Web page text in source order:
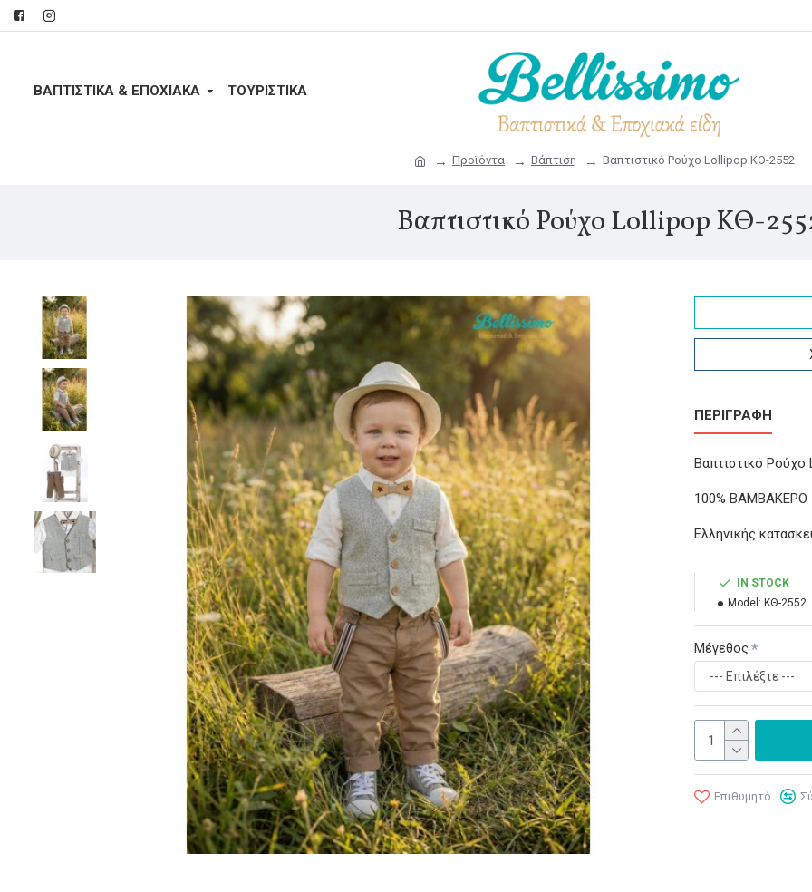
ΒΑΠΤΙΣΤΙΚΑ & ΕΠΟΧΙΑΚΑ ΤΟΥΡΙΣΤΙΚΆ
Προϊόντα Βάπτιση Βαπτιστικό Ρούχο Lollipop ΚΘ-2552
Βαπτιστικό Ρούχο Lollipop ΚΘ-
ΠΕΡΙΓΡΑΦΉ
Βαπτιστικό Ρούχο
100% ΒΑΜΒΑΚΕΡΟ
Ελληνικής
IN STOCK
Model: ΚΘ-2552
Μέγεθος
Επιθυμητό